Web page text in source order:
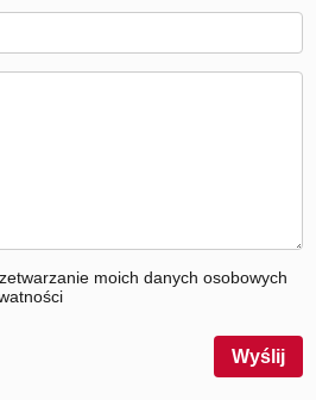
moich danych osobowych
Wyślij